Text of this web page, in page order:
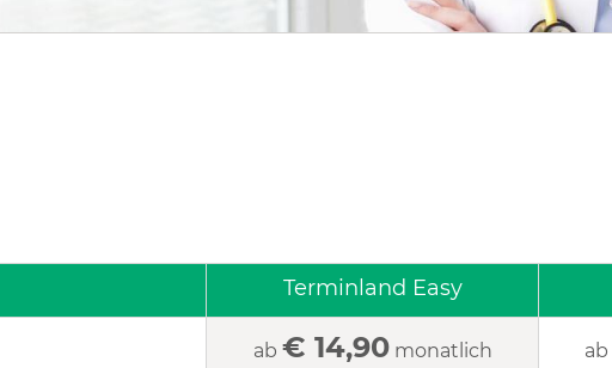
Terminland Easy
ab € 14,90monatlich ab